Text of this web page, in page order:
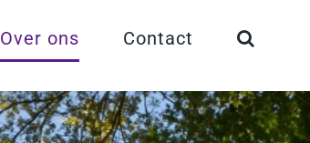
Over ons Contact